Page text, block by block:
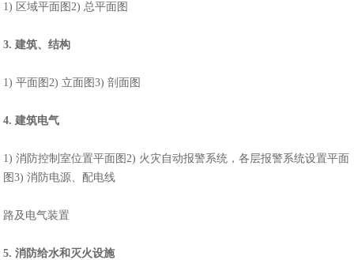
1) 区域平面图2) 总平面图
3. 建筑、结构
1) 平面图2) 立面图3) 剖面图
4. 建筑电气
1) 消防控制室位置平面图2) 火灾自动报警系统，各层报警系统设置平面
图3) 消防电源、配电线
路及电气装置
5. 消防给水和灭火设施